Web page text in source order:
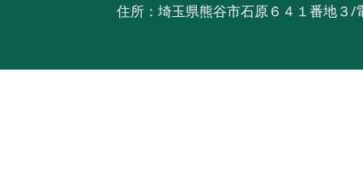
住所：埼玉県熊谷市石原６４１番地